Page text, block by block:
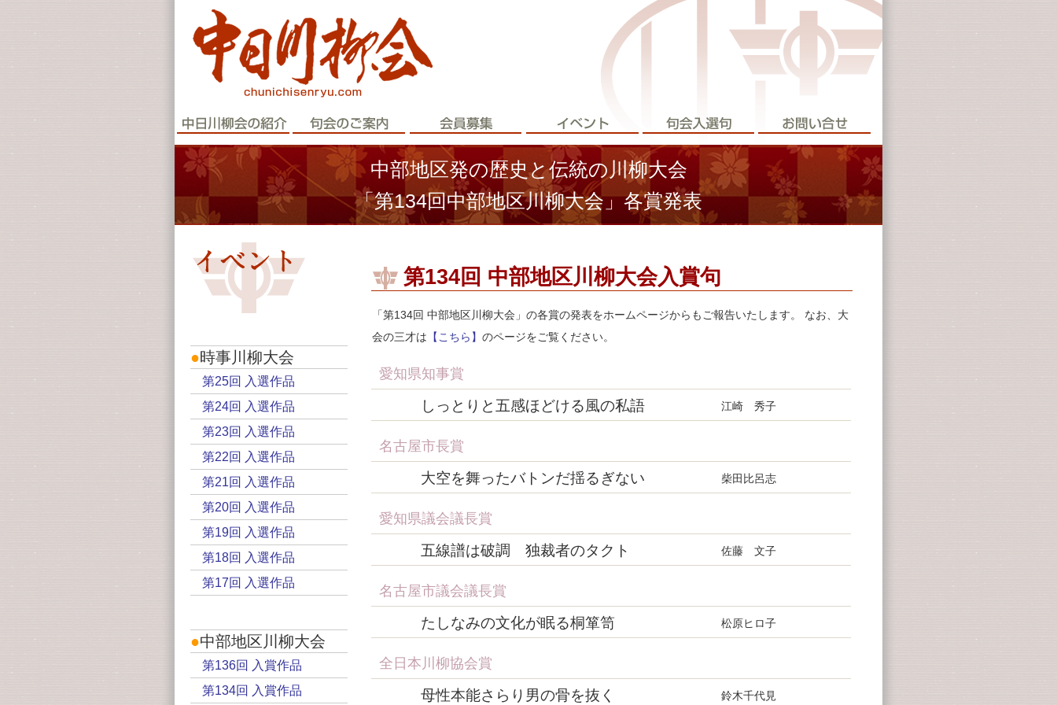
中部地区発の歴史と伝統の川柳大会
「第134回中部地区川柳大会」各賞発表
●時事川柳大会
第25回 入選作品
第24回 入選作品
第23回 入選作品
第22回 入選作品
第21回 入選作品
第20回 入選作品
第19回 入選作品
第18回 入選作品
第17回 入選作品
●中部地区川柳大会
第136回 入賞作品
第134回 入賞作品
第134回 中部地区川柳大会入賞句
「第134回 中部地区川柳大会」の各賞の発表をホームページからもご報告いたします。 なお、大
会の三才は 【こちら】 のページをご覧ください。
愛知県知事賞
しっとりと五感ほどける風の私語 江崎 秀子
名古屋市長賞
大空を舞ったバトンだ揺るぎない 柴田比呂志
愛知県議会議長賞
五線譜は破調 独裁者のタクト 佐藤 文子
名古屋市議会議長賞
たしなみの文化が眠る桐箪笥 松原ヒロ子
全日本川柳協会賞
母性本能さらり男の骨を抜く 鈴木千代見